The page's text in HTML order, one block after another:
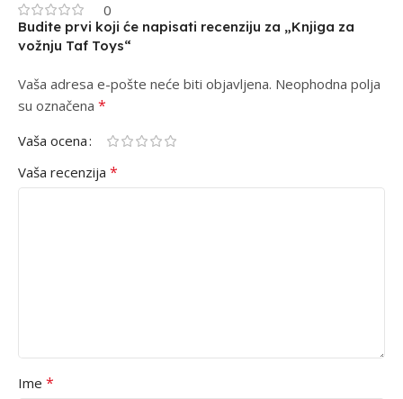
0
Budite prvi koji će napisati recenziju za „Knjiga za
vožnju Taf Toys“
Vaša adresa e-pošte neće biti objavljena. Neophodna polja
su označena *
Vaša ocena
Vaša recenzija *
Ime *
Alternative: